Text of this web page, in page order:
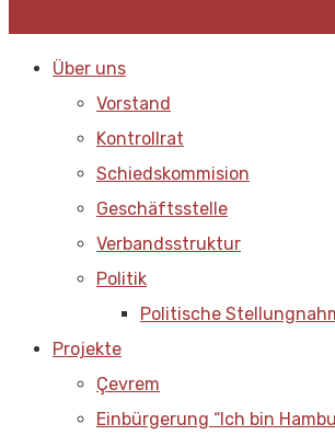
Über uns
Vorstand
Kontrollrat
Schiedskommision
Geschäftsstelle
Verbandsstruktur
Politik
Politische
Projekte
Çevrem
Einbürgerung “Ich bin